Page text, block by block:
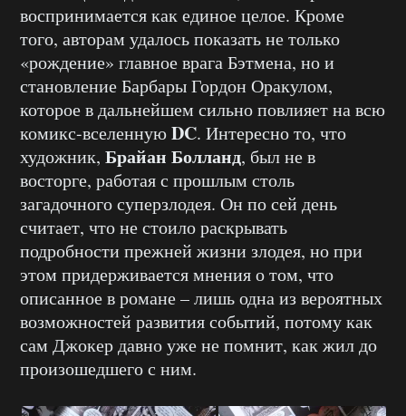
воспринимается как единое целое. Кроме
того, авторам удалось показать не только
«рождение» главное врага Бэтмена, но и
становление Барбары Гордон Оракулом,
которое в дальнейшем сильно повлияет на всю
комикс-вселеннуюDC. Интересно то, что
художник, Брайан Болланд, был не в
восторге, работая с прошлым столь
загадочного суперзлодея. Он по сей день
считает, что не стоило раскрывать
подробности прежней жизни злодея, но при
этом придерживается мнения о том, что
описанное в романе – лишь одна из вероятных
возможностей развития событий, потому как
сам Джокер давно уже не помнит, как жил до
произошедшего с ним.